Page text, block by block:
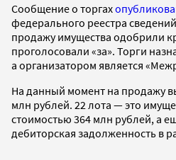
Сообщение о торгах
федерального реестра
продажу имущества одобрили
проголосовали «за». Торги
а организатором является
На данный момент на продажу
млн рублей. 22 лота — это
стоимостью 364 млн рублей, а
дебиторская задолженность в